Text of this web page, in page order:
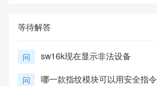
等待解答
问 sw16k现在显示非法设备
问 哪一款指纹模块可以用安全指令